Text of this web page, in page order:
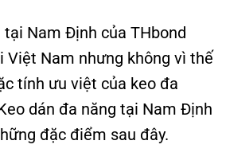
tại Nam Định của THbond
Việt Nam nhưng không vì thế
tính ưu việt của keo đa
dán đa năng tại Nam Định
đặc điểm sau đây.